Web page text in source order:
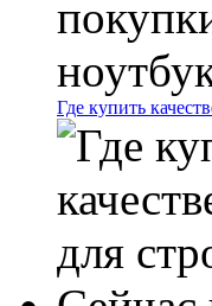
Где купить